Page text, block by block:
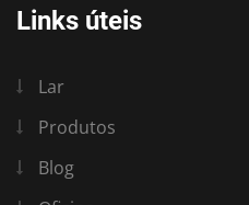
Links úteis
Lar
Produtos
Blog